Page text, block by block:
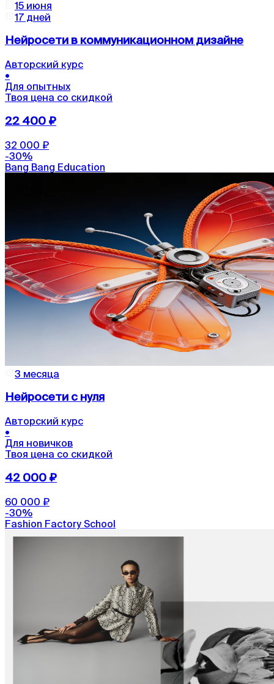
15 июня
17 дней
Нейросети в коммуникационном дизайне
Авторский курс
•
Для опытных
Твоя цена со скидкой
22 400 ₽
32 000 ₽
-30%
Bang Bang Education
3 месяца
Нейросети с нуля
Авторский курс
•
Для новичков
Твоя цена со скидкой
42 000 ₽
60 000 ₽
-30%
Fashion Factory School